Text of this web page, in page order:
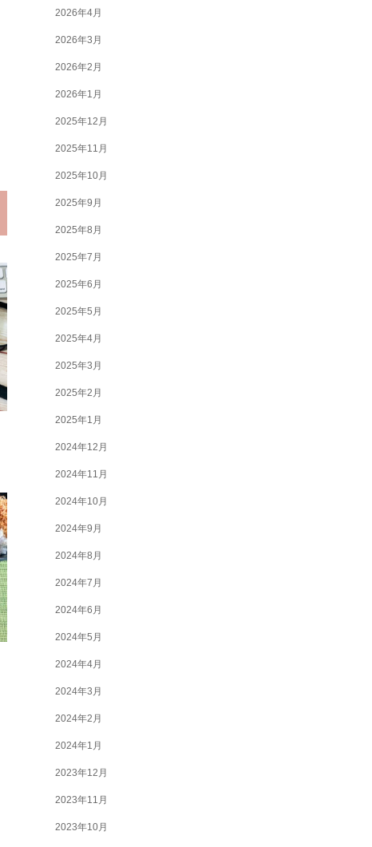
2026年4月
2026年3月
2026年2月
2026年1月
2025年12月
2025年11月
2025年10月
2025年9月
2025年8月
2025年7月
2025年6月
2025年5月
2025年4月
2025年3月
2025年2月
2025年1月
2024年12月
2024年11月
2024年10月
2024年9月
2024年8月
2024年7月
2024年6月
2024年5月
2024年4月
2024年3月
2024年2月
2024年1月
2023年12月
2023年11月
2023年10月